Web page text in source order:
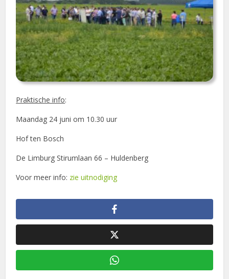
Praktische info:
Maandag 24 juni om 10.30 uur
Hof ten Bosch
De Limburg Stirumlaan 66 – Huldenberg
Voor meer info: zie uitnodiging